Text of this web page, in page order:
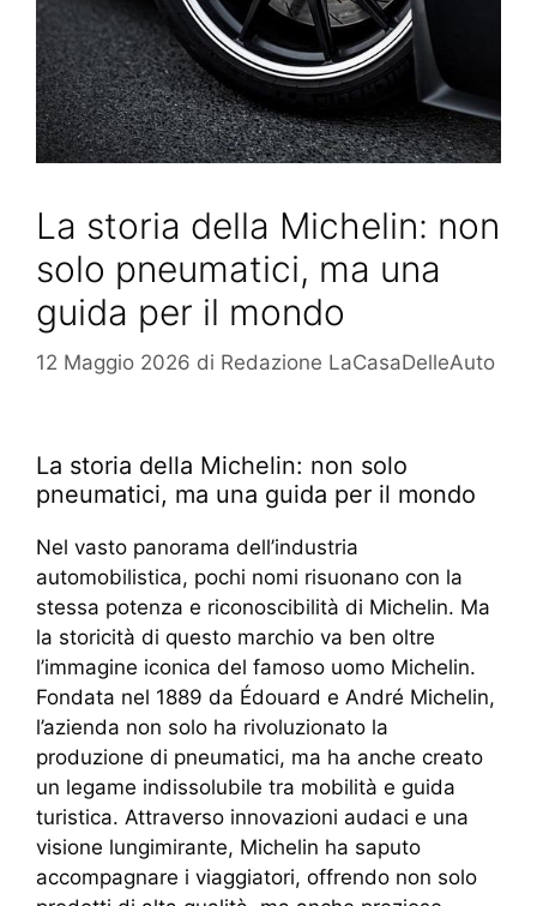
La storia della Michelin: non
solo pneumatici, ma una
guida per il mondo
12 Maggio 2026 di Redazione LaCasaDelleAuto
La storia della Michelin: non solo
pneumatici, ma una guida per il mondo
Nel vasto panorama dell’industria
automobilistica, pochi nomi risuonano con la
stessa potenza e riconoscibilità di Michelin. Ma
la storicità di questo marchio va ben oltre
l’immagine iconica del famoso uomo Michelin.
Fondata nel 1889 da Édouard e André Michelin,
l’azienda non solo ha rivoluzionato la
produzione di pneumatici, ma ha anche creato
un legame indissolubile tra mobilità e guida
turistica. Attraverso innovazioni audaci e una
visione lungimirante, Michelin ha saputo
accompagnare i viaggiatori, offrendo non solo